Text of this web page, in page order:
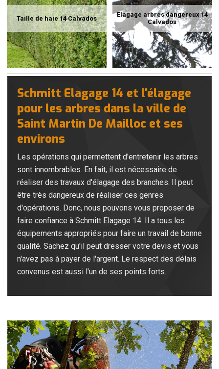
Taille de haie 14 Calvados
Elagage arbres dangereux 14
Calvados
Schmitt Elagage 14 et l'élagage
pour les arbres dans la ville de
Saint Martin De Mailloc et ses
environs
Les opérations qui permettent d'entretenir les arbres
sont innombrables. En fait, il est nécessaire de
réaliser des travaux d'élagage des branches. Il peut
être très dangereux de réaliser ces genres
d'opérations. Donc, nous pouvons vous proposer de
faire confiance à Schmitt Elagage 14. Il a tous les
équipements appropriés pour faire un travail de bonne
qualité. Sachez qu'il peut dresser votre devis et vous
n'avez pas à payer de l'argent. Le respect des délais
convenus est aussi l'un de ses points forts.